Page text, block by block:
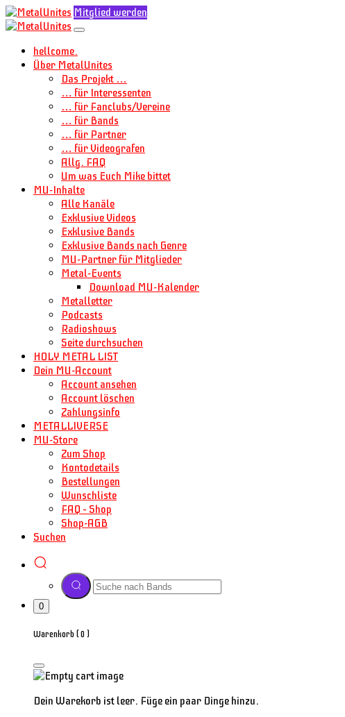
Mitglied werden
hellcome.
Über MetalUnites
Das Projekt …
… für Interessenten
… für Fanclubs/Vereine
… für Bands
… für Partner
… für Videografen
Allg. FAQ
Um was Euch Mike bittet
MU-Inhalte
Alle Kanäle
Exklusive Videos
Exklusive Bands
Exklusive Bands nach Genre
MU-Partner für Mitglieder
Metal-Events
Download MU-Kalender
Metalletter
Podcasts
Radioshows
Seite durchsuchen
HOLY METAL LIST
Dein MU-Account
Account ansehen
Account löschen
Zahlungsinfo
METALLIVERSE
MU-Store
Zum Shop
Kontodetails
Bestellungen
Wunschliste
FAQ – Shop
Shop-AGB
Suchen
0
Warenkorb (0 )
Dein Warekorb ist leer. Füge ein paar Dinge hinzu.